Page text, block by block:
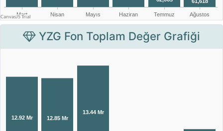
YZG Fon Toplam Değer Grafiği